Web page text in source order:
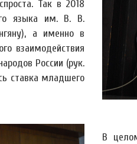
Так в 2018
языка им. В. В.
а именно в
взаимодействия
России (рук.
ставка младшего
В